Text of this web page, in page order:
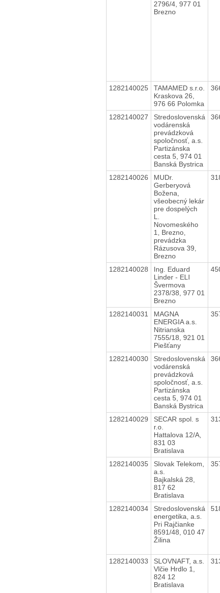
2796/4, 977 01
Brezno
1282140025
TAMAMED s.r.o.
Kraskova 26,
976 66 Polomka
1282140027
Stredoslovenská
vodárenská
prevádzková
spoločnosť, a.s.
Partizánska
cesta 5, 974 01
Banská Bystrica
1282140026
MUDr.
Gerberyová
Božena,
všeobecný lekár
pre dospelých
L.
Novomeského
1, Brezno,
prevádzka
Rázusova 39,
Brezno
1282140028
Ing. Eduard
Linder - ELI
Švermova
2378/38, 977 01
Brezno
1282140031
MAGNA
ENERGIA a.s.
Nitrianska
7555/18, 921 01
Piešťany
1282140030
Stredoslovenská
vodárenská
prevádzková
spoločnosť, a.s.
Partizánska
cesta 5, 974 01
Banská Bystrica
1282140029
SECAR spol. s
r.o.
Hattalova 12/A,
831 03
Bratislava
1282140035
Slovak Telekom,
a.s.
Bajkalská 28,
817 62
Bratislava
1282140034
Stredoslovenská
energetika, a.s.
Pri Rajčianke
8591/48, 010 47
Žilina
1282140033
SLOVNAFT, a.s.
Vlčie Hrdlo 1,
824 12
Bratislava